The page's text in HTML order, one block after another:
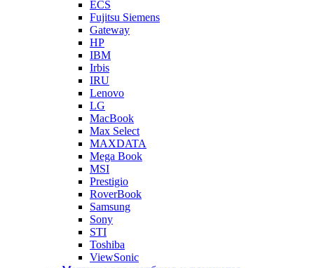
ECS
Fujitsu Siemens
Gateway
HP
IBM
Irbis
IRU
Lenovo
LG
MacBook
Max Select
MAXDATA
Mega Book
MSI
Prestigio
RoverBook
Samsung
Sony
STI
Toshiba
ViewSonic